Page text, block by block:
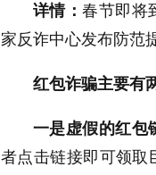
详情：春节即将
家反诈中心发布防范
红包诈骗主要有
一是虚假的红包
者点击链接即可领取